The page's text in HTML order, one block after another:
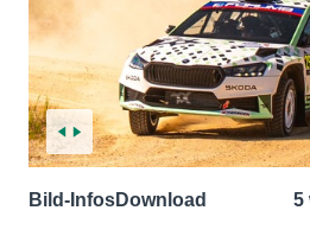
Bild-InfosDownload 5